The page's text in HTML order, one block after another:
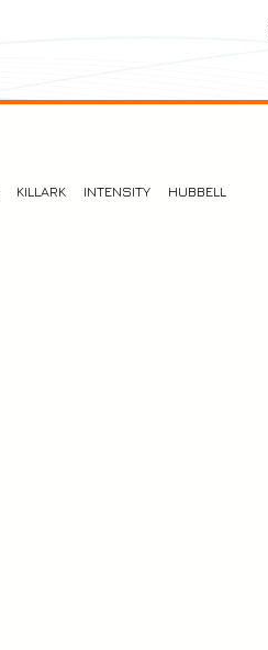
KILLARK INTENSITY HUBBELL